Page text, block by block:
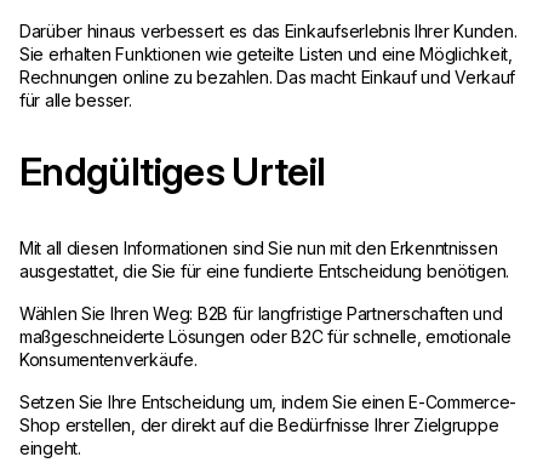
Darüber hinaus verbessert es das Einkaufserlebnis Ihrer Kunden.
Sie erhalten Funktionen wie geteilte Listen und eine Möglichkeit,
Rechnungen online zu bezahlen. Das macht Einkauf und Verkauf
für alle besser.
Endgültiges Urteil
Mit all diesen Informationen sind Sie nun mit den Erkenntnissen
ausgestattet, die Sie für eine fundierte Entscheidung benötigen.
Wählen Sie Ihren Weg: B2B für langfristige Partnerschaften und
maßgeschneiderte Lösungen oder B2C für schnelle, emotionale
Konsumentenverkäufe.
Setzen Sie Ihre Entscheidung um, indem Sie einen E-Commerce-
Shop erstellen, der direkt auf die Bedürfnisse Ihrer Zielgruppe
eingeht.